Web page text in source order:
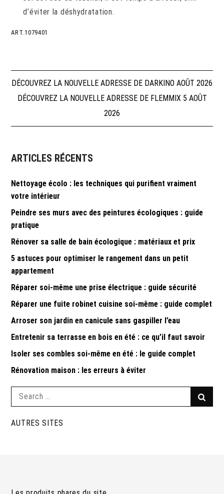
d’éviter la déshydratation.
ART.1079401
Navigation
DÉCOUVREZ LA NOUVELLE ADRESSE DE DARKINO AOÛT 2026
DÉCOUVREZ LA NOUVELLE ADRESSE DE FLEMMIX 5 AOÛT
2026
ARTICLES RÉCENTS
Nettoyage écolo : les techniques qui purifient vraiment
votre intérieur
Peindre ses murs avec des peintures écologiques : guide
pratique
Rénover sa salle de bain écologique : matériaux et prix
5 astuces pour optimiser le rangement dans un petit
appartement
Réparer soi-même une prise électrique : guide sécurité
Réparer une fuite robinet cuisine soi-même : guide complet
Arroser son jardin en canicule sans gaspiller l’eau
Entretenir sa terrasse en bois en été : ce qu’il faut savoir
Isoler ses combles soi-même en été : le guide complet
Rénovation maison : les erreurs à éviter
Search
AUTRES SITES